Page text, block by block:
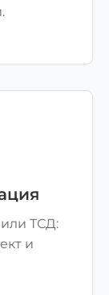
ТСД:
и